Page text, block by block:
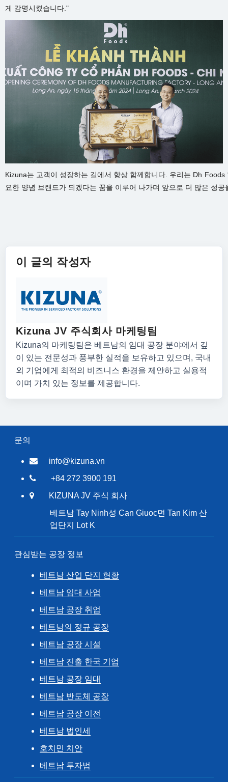
게 감명시켰습니다."
Kizuna는 고객이 성장하는 길에서 항상 함께합니다. 우리는 Dh
요한 양념 브랜드가 되겠다는 꿈을 이루어 나가며 앞으로 더 많은 성
이 글의 작성자
Kizuna JV 주식회사 마케팅팀
Kizuna의 마케팅팀은 베트남의 임대 공장 분야에서 깊
이 있는 전문성과 풍부한 실적을 보유하고 있으며, 국내
외 기업에게 최적의 비즈니스 환경을 제안하고 실용적
이며 가치 있는 정보를 제공합니다.
문의
info@kizuna.vn
+84 272 3900 191
KIZUNA JV 주식 회사
베트남 Tay Ninh성 Can Giuoc면 Tan Kim 산
업단지 Lot K
관심받는 공장 정보
베트남 산업 단지 현황
베트남 임대 사업
베트남 공장 취업
베트남의 정규 공장
베트남 공장 시설
베트남 진출 한국 기업
베트남 공장 임대
베트남 반도체 공장
베트남 공장 이전
베트남 법인세
호치민 치안
베트남 투자법